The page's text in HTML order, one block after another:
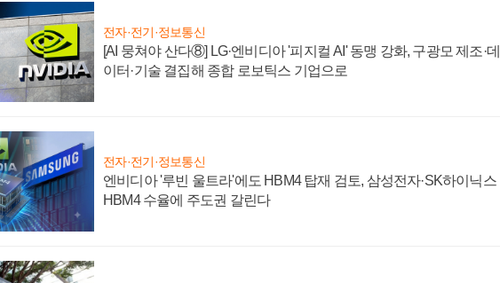
전자·전기·정보통신
[AI 뭉쳐야 산다⑧] LG·엔비디아 '피지컬 AI' 동맹 강화, 구광모 제조·데
이터·기술 결집해 종합 로보틱스 기업으로
전자·전기·정보통신
엔비디아 '루빈 울트라'에도 HBM4 탑재 검토, 삼성전자·SK하이닉스
HBM4 수율에 주도권 갈린다